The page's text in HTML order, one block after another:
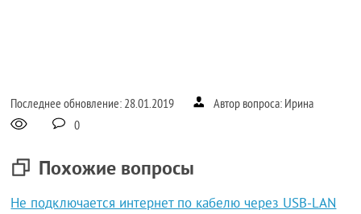
Последнее обновление: 28.01.2019
Автор вопроса: Ирина
0
Похожие вопросы
Не подключается интернет по кабелю через USB-LAN